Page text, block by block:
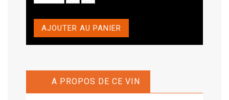
AJOUTER AU PANIER
A PROPOS DE CE VIN